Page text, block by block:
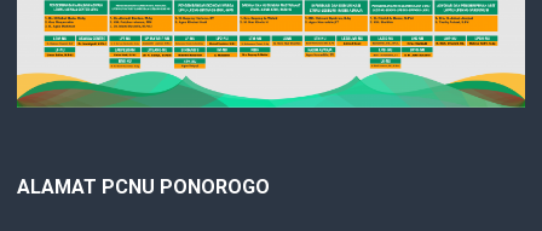
ALAMAT PCNU PONOROGO